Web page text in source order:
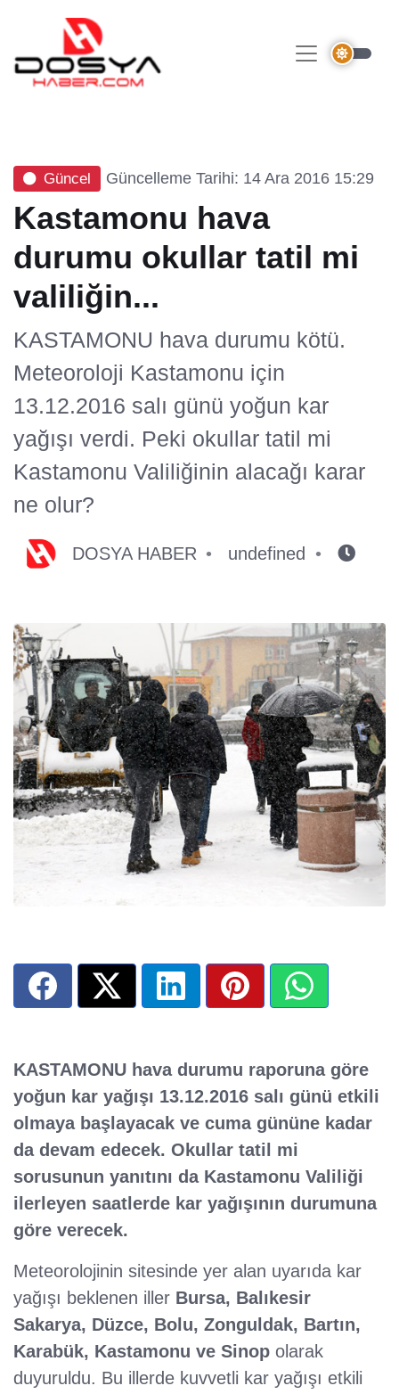
Güncel Güncelleme Tarihi: 14 Ara 2016 15:29
Kastamonu hava
durumu okullar tatil mi
valiliğin...
KASTAMONU hava durumu kötü.
Meteoroloji Kastamonu için
13.12.2016 salı günü yoğun kar
yağışı verdi. Peki okullar tatil mi
Kastamonu Valiliğinin alacağı karar
ne olur?
DOSYA HABER undefined
KASTAMONU hava durumu raporuna göre
yoğun kar yağışı 13.12.2016 salı günü etkili
olmaya başlayacak ve cuma gününe kadar
da devam edecek. Okullar tatil mi
sorusunun yanıtını da Kastamonu Valiliği
ilerleyen saatlerde kar yağışının durumuna
göre verecek.
Meteorolojinin sitesinde yer alan uyarıda kar
yağışı beklenen iller Bursa, Balıkesir
Sakarya, Düzce, Bolu, Zonguldak, Bartın,
Karabük, Kastamonu ve Sinop olarak
duyuruldu. Bu illerde kuvvetli kar yağışı etkili